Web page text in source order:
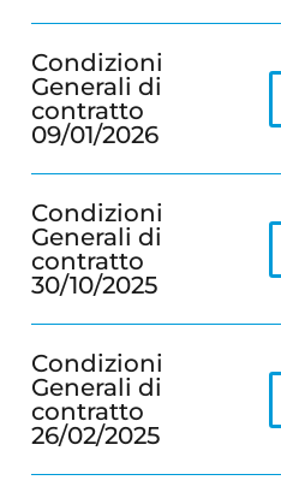
Condizioni
Generali di
contratto
09/01/2026
Condizioni
Generali di
contratto
30/10/2025
Condizioni
Generali di
contratto
26/02/2025